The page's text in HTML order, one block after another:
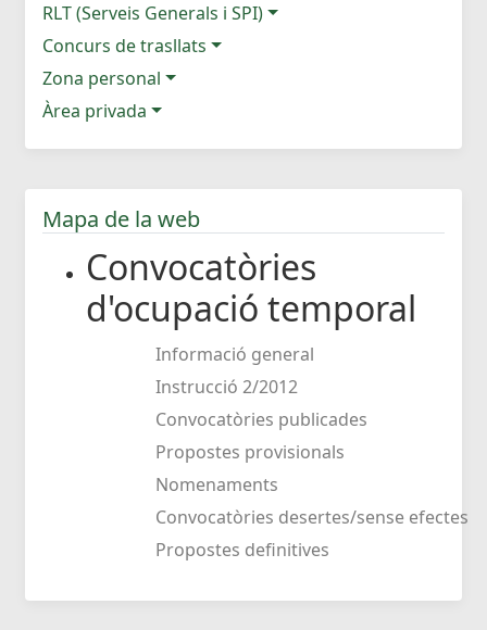
RLT (Serveis Generals i SPI)
Concurs de trasllats
Zona personal
Àrea privada
Mapa de la web
Convocatòries
d'ocupació temporal
Informació general
Instrucció 2/2012
Convocatòries publicades
Propostes provisionals
Nomenaments
Convocatòries desertes/sense efectes
Propostes definitives